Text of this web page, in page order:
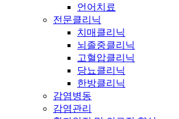
언어치료
전문클리닉
치매클리닉
뇌졸중클리닉
고혈압클리닉
당뇨클리닉
한방클리닉
감염병동
감염관리